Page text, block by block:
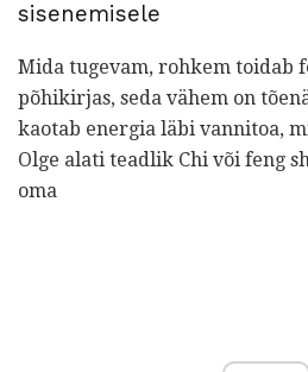
sisenemisele
Mida tugevam, rohkem toidab
põhikirjas, seda vähem on
kaotab energia läbi vannitoa,
Olge alati teadlik Chi või feng
oma